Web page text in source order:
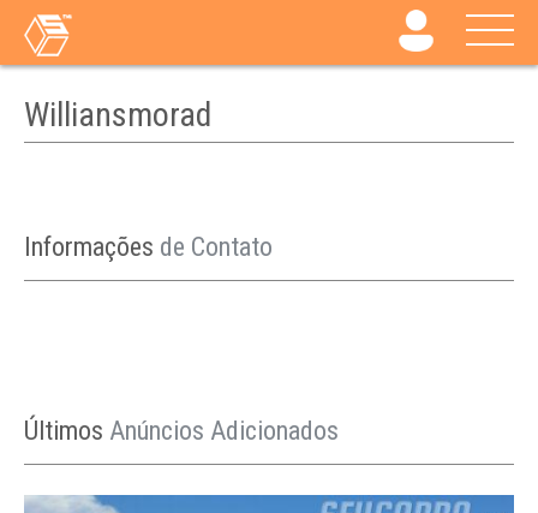
Williansmorad
Informações de Contato
Últimos Anúncios Adicionados